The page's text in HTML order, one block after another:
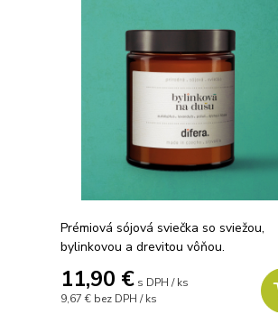
Prémiová sójová sviečka so sviežou,
bylinkovou a drevitou vôňou.
11,90 € s DPH / ks
9,67 € bez DPH / ks